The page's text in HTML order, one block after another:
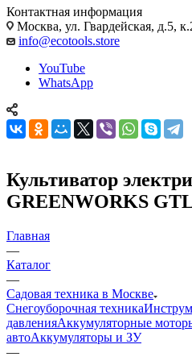
Контактная информация
Москва, ул. Гвардейская, д.5,
info@ecotools.store
YouTube
WhatsApp
Культиватор
GREENWORKS
Главная
—
Каталог
—
Садовая техника в Москве
Снегоуборочная техника
давленияАккумуляторные
автоАккумуляторы и ЗУ
—